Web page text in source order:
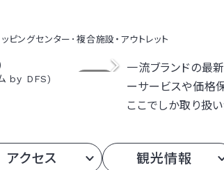
ッピングセンター･複合施設・アウトレット
一流ブランドの最
ーサービスや価格
ここでしか取り扱
by DFS)
アクセス 観光情報